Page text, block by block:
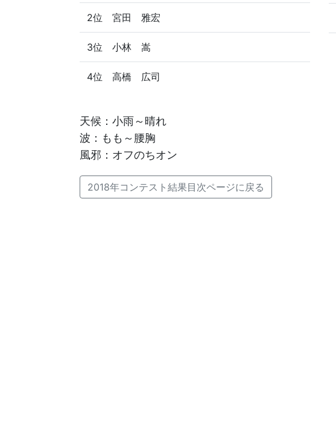
2位 宮田 雅宏
3位 小林 嵩
4位 高橋 広司
天候：小雨～晴れ
波：もも～腰胸
風邪：オフのちオン
2018年コンテスト結果目次ページに戻る